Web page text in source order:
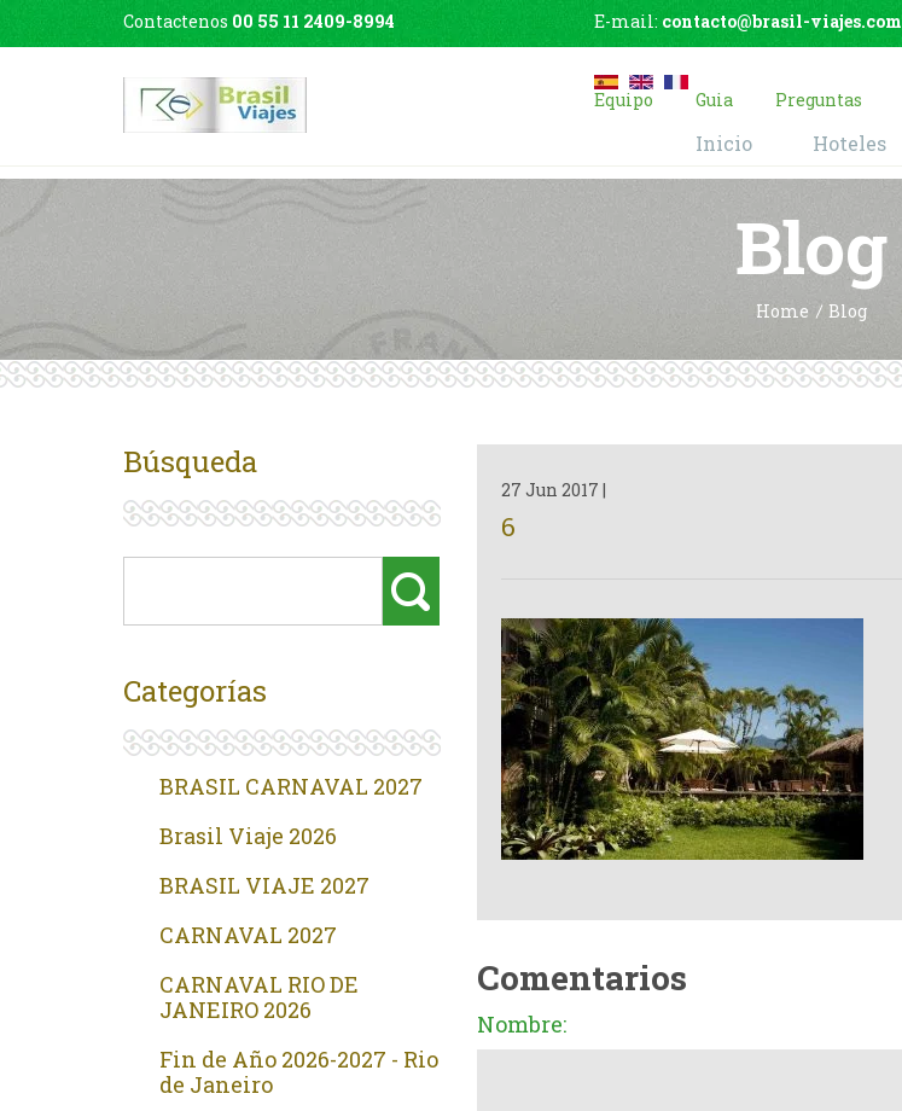
Contactenos 00 55 11 2409-8994 E-mail: contacto@brasil-viajes.com
Equipo Guia Preguntas
Inicio Hoteles
Blog
Home Blog
Búsqueda
Categorías
BRASIL CARNAVAL 2027
Brasil Viaje 2026
BRASIL VIAJE 2027
CARNAVAL 2027
CARNAVAL RIO DE
JANEIRO 2026
Fin de Año 2026-2027 - Rio
de Janeiro
27 Jun 2017 |
6
Comentarios
Nombre: